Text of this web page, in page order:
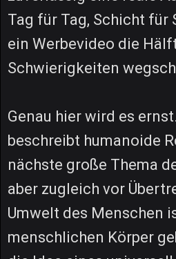
Tag für Tag, Schicht für
ein Werbevideo die
Schwierigkeiten
Genau hier wird es
beschreibt humanoide
nächste große Thema
aber zugleich vor
Umwelt des Menschen
menschlichen Körper